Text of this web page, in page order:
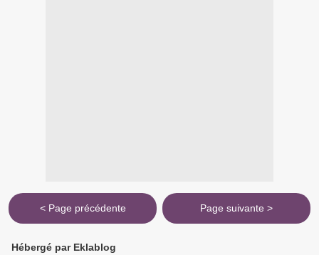
< Page précédente Page suivante >
Hébergé par Eklablog